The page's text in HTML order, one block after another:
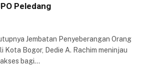
Peledang
Jembatan Penyeberangan Orang
Kota Bogor, Dedie A. Rachim meninjau
bagi…